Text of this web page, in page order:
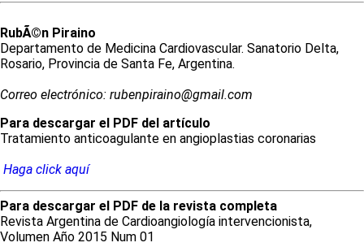
RubÃ©n Piraino
Departamento de Medicina Cardiovascular. Sanatorio Delta,
Rosario, Provincia de Santa Fe, Argentina.
Correo electrónico: rubenpiraino@gmail.com
Para descargar el PDF del artículo
Tratamiento anticoagulante en angioplastias coronarias
Haga click aquí
Para descargar el PDF de la revista completa
Revista Argentina de Cardioangiología intervencionista,
Volumen Año 2015 Num 01